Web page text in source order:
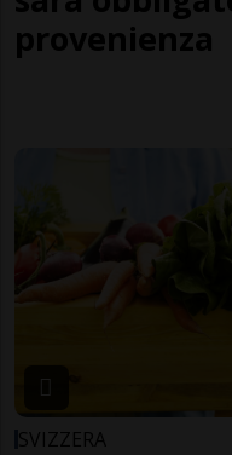
provenienza
SVIZZERA